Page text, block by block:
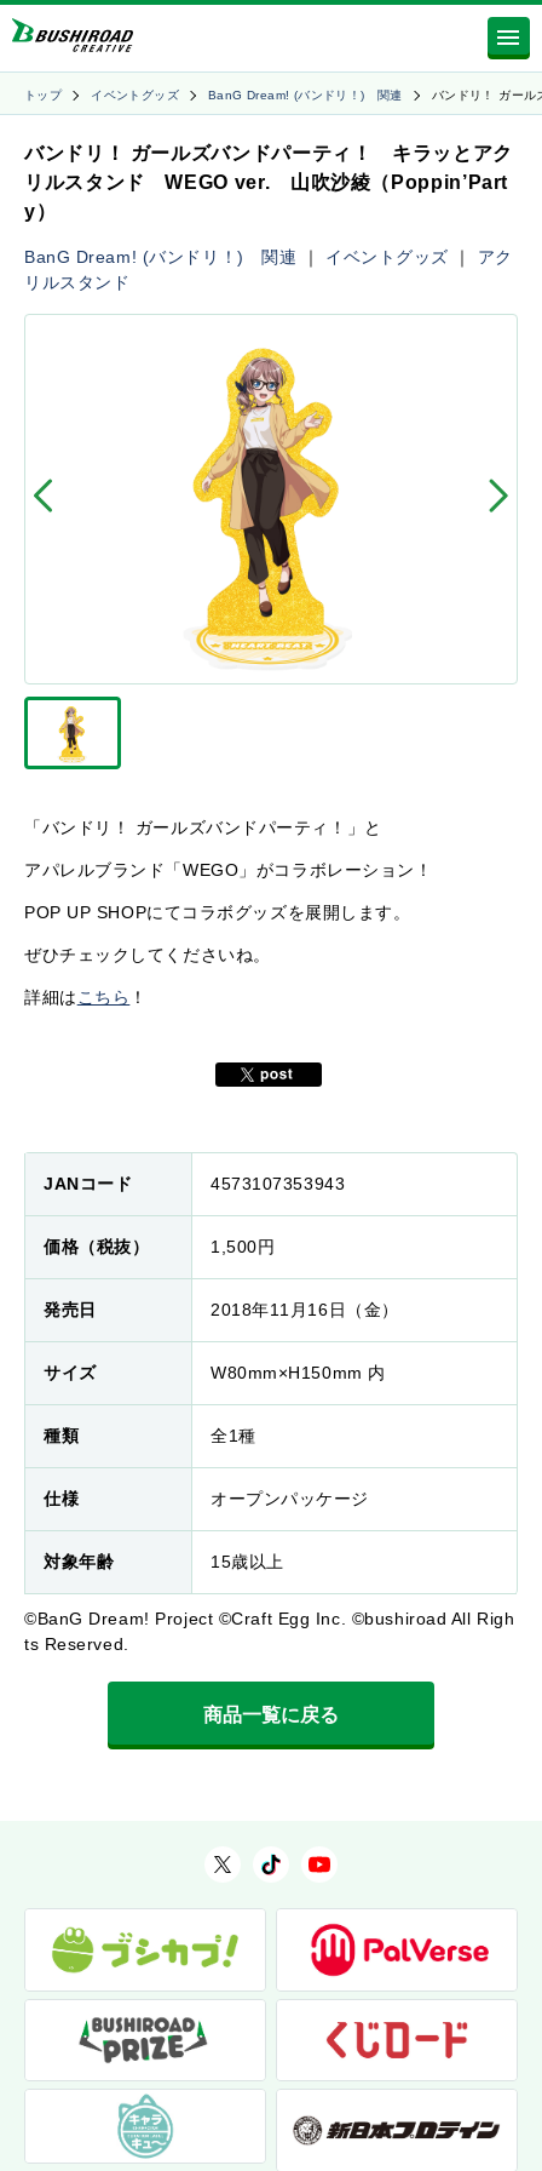
トップ イベントグッズ BanG Dream! (バンドリ！) 関連 バンドリ！ ガー
バンドリ！ ガールズバンドパーティ！ キラッとアク
リルスタンド WEGO ver. 山吹沙綾（Poppin’Part
y）
BanG Dream! (バンドリ！) 関連 ｜ イベントグッズ ｜ アク
リルスタンド
「バンドリ！ ガールズバンドパーティ！」と
アパレルブランド「WEGO」がコラボレーション！
POP UP SHOPにてコラボグッズを展開します。
ぜひチェックしてくださいね。
詳細は こちら ！
JANコード 4573107353943
価格（税抜） 1,500円
発売日 2018年11月16日（金）
サイズ W80mm×H150mm 内
種類 全1種
仕様 オープンパッケージ
対象年齢 15歳以上
©BanG Dream! Project ©Craft Egg Inc. ©bushiroad All Righ
ts Reserved.
商品一覧に戻る